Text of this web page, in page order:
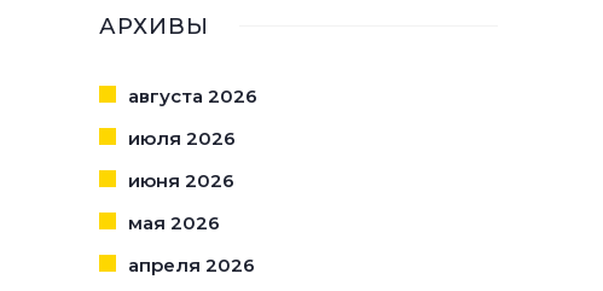
АРХИВЫ
августа 2026
июля 2026
июня 2026
мая 2026
апреля 2026